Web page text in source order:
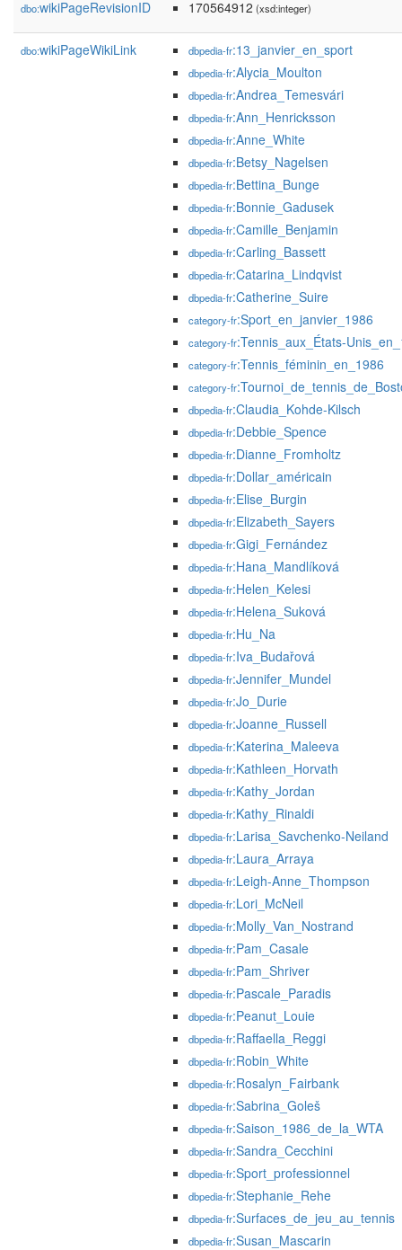
dbo:wikiPageRevisionID 170564912 (xsd:integer)
dbo:wikiPageWikiLink dbpedia-fr:13_janvier_en_sport
dbpedia-fr:Alycia_Moulton
dbpedia-fr:Andrea_Temesvári
dbpedia-fr:Ann_Henricksson
dbpedia-fr:Anne_White
dbpedia-fr:Betsy_Nagelsen
dbpedia-fr:Bettina_Bunge
dbpedia-fr:Bonnie_Gadusek
dbpedia-fr:Camille_Benjamin
dbpedia-fr:Carling_Bassett
dbpedia-fr:Catarina_Lindqvist
dbpedia-fr:Catherine_Suire
category-fr:Sport_en_janvier_1986
category-fr:Tennis_aux_États-
category-fr:Tennis_féminin_en_1986
category-fr
dbpedia-fr:Claudia_Kohde-Kilsch
dbpedia-fr:Debbie_Spence
dbpedia-fr:Dianne_Fromholtz
dbpedia-fr:Dollar_américain
dbpedia-fr:Elise_Burgin
dbpedia-fr:Elizabeth_Sayers
dbpedia-fr:Gigi_Fernández
dbpedia-fr:Hana_Mandlíková
dbpedia-fr:Helen_Kelesi
dbpedia-fr:Helena_Suková
dbpedia-fr:Hu_Na
dbpedia-fr:Iva_Budařová
dbpedia-fr:Jennifer_Mundel
dbpedia-fr:Jo_Durie
dbpedia-fr:Joanne_Russell
dbpedia-fr:Katerina_Maleeva
dbpedia-fr:Kathleen_Horvath
dbpedia-fr:Kathy_Jordan
dbpedia-fr:Kathy_Rinaldi
dbpedia-fr:Larisa_Savchenko-Neiland
dbpedia-fr:Laura_Arraya
dbpedia-fr:Leigh-Anne_Thompson
dbpedia-fr:Lori_McNeil
dbpedia-fr:Molly_Van_Nostrand
dbpedia-fr:Pam_Casale
dbpedia-fr:Pam_Shriver
dbpedia-fr:Pascale_Paradis
dbpedia-fr:Peanut_Louie
dbpedia-fr:Raffaella_Reggi
dbpedia-fr:Robin_White
dbpedia-fr:Rosalyn_Fairbank
dbpedia-fr:Sabrina_Goleš
dbpedia-fr:Saison_1986_de_la_WTA
dbpedia-fr:Sandra_Cecchini
dbpedia-fr:Sport_professionnel
dbpedia-fr:Stephanie_Rehe
dbpedia-fr:Surfaces_de_jeu_au_tennis
dbpedia-fr:Susan_Mascarin